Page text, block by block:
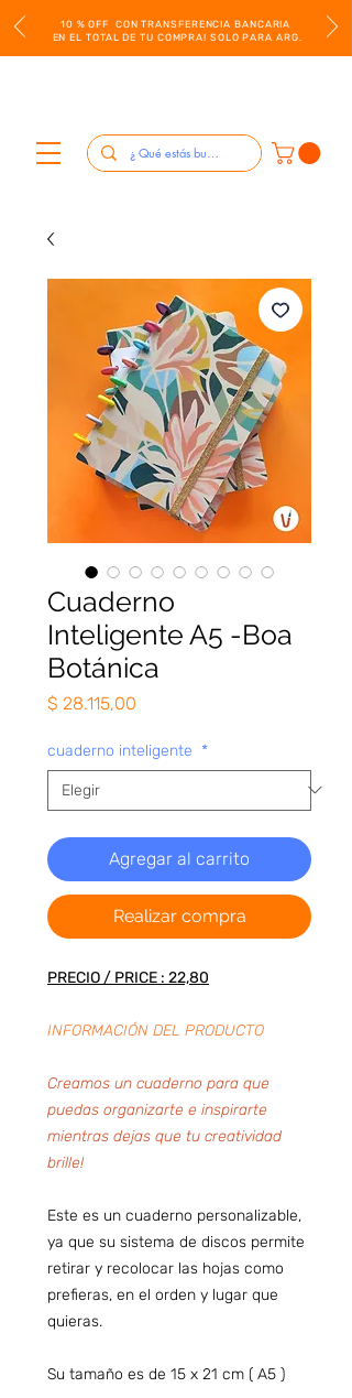
10 % OFF CON TRANSFERENCIA BANCARIA
EN EL TOTAL DE TU COMPRA! SOLO PARA ARG.
Cuaderno
Inteligente A5 -Boa
Botánica
$ 28.115,00
cuaderno inteligente *
Agregar al carrito
Realizar compra
PRECIO / PRICE : 22,80
INFORMACIÓN DEL PRODUCTO
Creamos un cuaderno para que
puedas organizarte e inspirarte
mientras dejas que tu creatividad
brille!
Este es un cuaderno personalizable,
ya que su sistema de discos permite
retirar y recolocar las hojas como
prefieras, en el orden y lugar que
quieras.
Su tamaño es de 15 x 21 cm ( A5 )